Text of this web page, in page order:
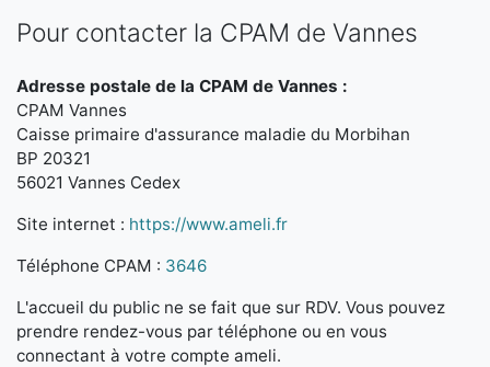
Pour contacter la CPAM de Vannes
Adresse postale de la CPAM de Vannes :
CPAM Vannes
Caisse primaire d'assurance maladie du Morbihan
BP 20321
56021 Vannes Cedex
Site internet : https://www.ameli.fr
Téléphone CPAM : 3646
L'accueil du public ne se fait que sur RDV. Vous pouvez
prendre rendez-vous par téléphone ou en vous
connectant à votre compte ameli.